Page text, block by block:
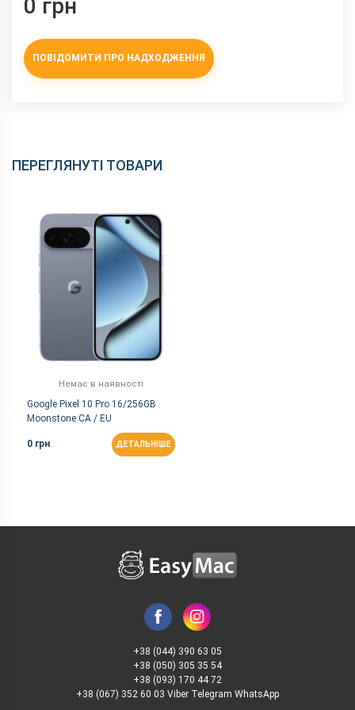
0 грн
ПОВІДОМИТИ ПРО НАДХОДЖЕННЯ
ПЕРЕГЛЯНУТІ ТОВАРИ
Немає в наявності
Google Pixel 10 Pro 16/256GB
Moonstone CA / EU
0 грн ДЕТАЛЬНІШЕ
+38 (044) 390 63 05
+38 (050) 305 35 54
+38 (093) 170 44 72
+38 (067) 352 60 03 Viber Telegram WhatsApp